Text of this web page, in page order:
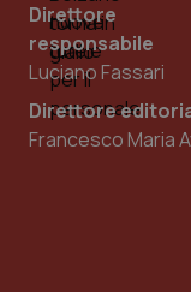
Direttore
responsabile
Luciano Fassari
Direttore
Francesco Maria
PHPSESSID